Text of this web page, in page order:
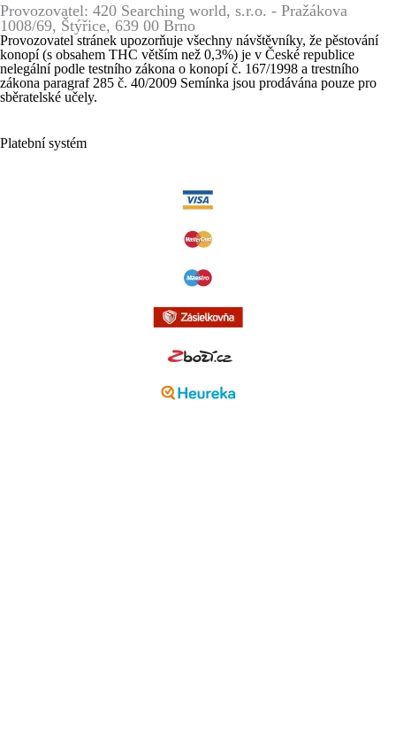
Provozovatel: 420 Searching world, s.r.o. - Pražákova
1008/69, Štýřice, 639 00 Brno
Provozovatel stránek upozorňuje všechny návštěvníky, že pěstování
konopí (s obsahem THC větším než 0,3%) je v České republice
nelegální podle testního zákona o konopí č. 167/1998 a trestního
zákona paragraf 285 č. 40/2009 Semínka jsou prodávána pouze pro
sběratelské učely.
Platební systém